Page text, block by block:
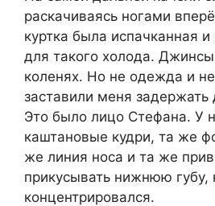
раскачиваясь ногами
куртка была испачканная
для такого холода.
коленях. Но не одежда и
заставили меня задержать
Это было лицо Стефана. У
каштановые кудри, та же
же линия носа и та же
прикусывать нижнюю губу,
концентрировался.